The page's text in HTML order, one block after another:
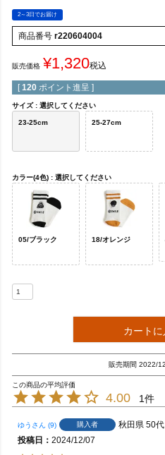
2～3日でお届け
商品番号 r220604004
販売価格 ¥1,320税込
[ 120 ポイント進呈 ]
サイズ 選択してください
23-25cm 25-27cm
カラー(4色) 選択してください
05/ブラック 18/オレンジ
カート
販売期間 2022/
4.00 1
ゆう 9 購入者 秋田県 50代
投稿日
2024/12/07